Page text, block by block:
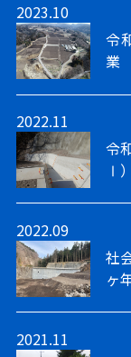
2023.10
令
業
2022.11
令
Ⅰ）
2022.09
社
ヶ
2021.11